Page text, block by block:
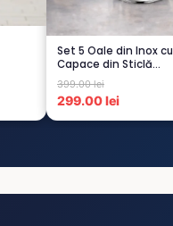
Set 5 Oale din Inox cu
Capace din Sticlă
Termorezistent...
399.00 lei
299.00 lei